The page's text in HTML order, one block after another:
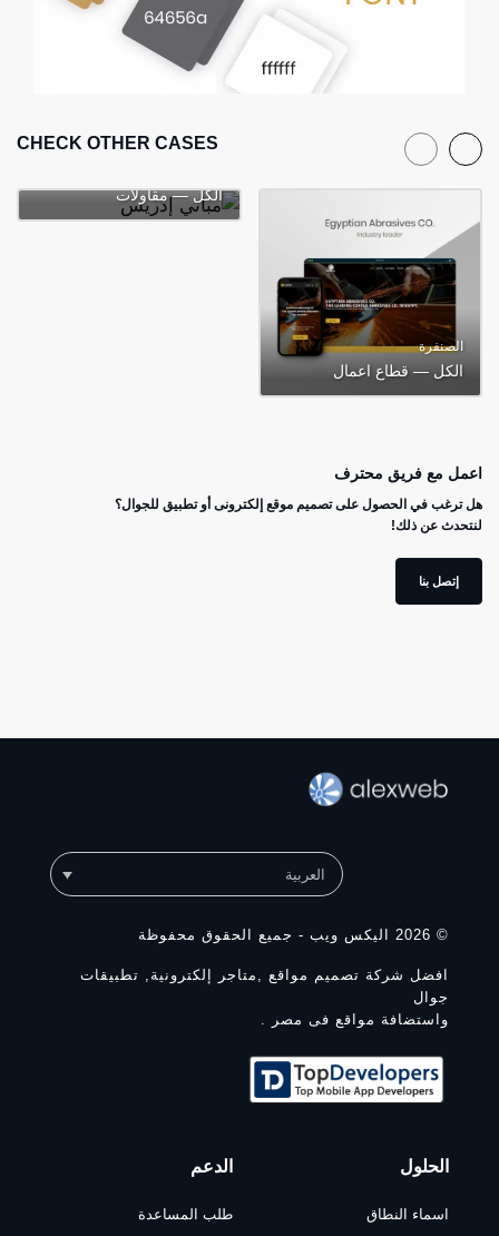
CHECK OTHER CASES
الصنفرة
الكل — قطاع اعمال
الكل — مقاولات
اعمل مع فريق محترف
هل ترغب في الحصول على تصميم موقع إلكترونى أو تطبيق للجوال؟
لنتحدث عن ذلك!
إتصل بنا
العربية
© 2026 اليكس ويب - جميع الحقوق محفوظة
افضل شركة تصميم مواقع ,متاجر إلكترونية, تطبيقات
جوال
واستضافة مواقع فى مصر .
الحلول
اسماء النطاق
الدعم
طلب المساعدة